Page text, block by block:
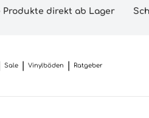
Produkte direkt ab Lager
Sale Vinylböden Ratgeber